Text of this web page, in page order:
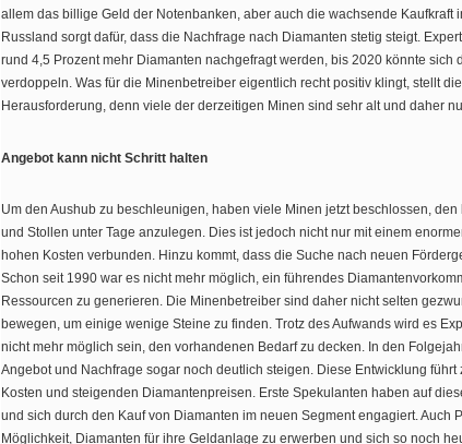
allem das billige Geld der Notenbanken, aber auch die wachsende Kaufkraft
Russland sorgt dafür, dass die Nachfrage nach Diamanten stetig steigt.
rund 4,5 Prozent mehr Diamanten nachgefragt werden, bis 2020 könnte sich
verdoppeln. Was für die Minenbetreiber eigentlich recht positiv klingt, stellt
Herausforderung, denn viele der derzeitigen Minen sind sehr alt und daher
Angebot kann nicht Schritt halten
Um den Aushub zu beschleunigen, haben viele Minen jetzt beschlossen,
und Stollen unter Tage anzulegen. Dies ist jedoch nicht nur mit einem
hohen Kosten verbunden. Hinzu kommt, dass die Suche nach neuen
Schon seit 1990 war es nicht mehr möglich, ein führendes
Ressourcen zu generieren. Die Minenbetreiber sind daher nicht selten
bewegen, um einige wenige Steine zu finden. Trotz des Aufwands wird es
nicht mehr möglich sein, den vorhandenen Bedarf zu decken. In den
Angebot und Nachfrage sogar noch deutlich steigen. Diese Entwicklung
Kosten und steigenden Diamantenpreisen. Erste Spekulanten haben auf
und sich durch den Kauf von Diamanten im neuen Segment engagiert. Auch
Möglichkeit, Diamanten für ihre Geldanlage zu erwerben und sich so noch